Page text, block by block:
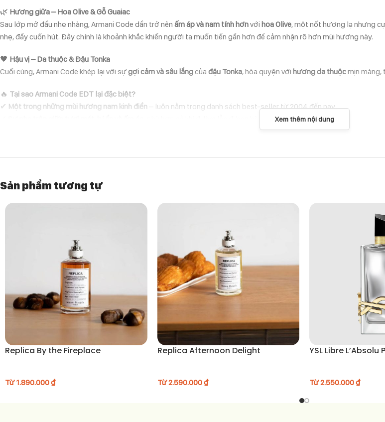
🌿 Hương giữa – Hoa Olive & Gỗ Guaiac
Sau lớp mở đầu nhẹ nhàng, Armani Code dần trở nên ấm áp và nam tính hơnvới hoa Olive, một nốt hương lạ nhưng
nhẹ, đầy cuốn hút. Đây chính là khoảnh khắc khiến người ta muốn tiến gần hơn để cảm nhận rõ hơn mùi hương này.
🖤 Hậu vị – Da thuộc & Đậu Tonka
Cuối cùng, Armani Code khép lại với sựgợi cảm và sâu lắngcủa đậu Tonka, hòa quyện với hương da thuộcmịn màng,
🔥 Tại sao Armani Code EDT lại đặc biệt?
✔ Một trong những mùi hương nam kinh điển – luôn nằm trong danh sách best-seller từ 2004 đến nay.
, lý tưởng cho những ai thích phong cáchtinh tế nhưng đầy sức
vẫn đủ sức khiến người khác nhớ đến.
Xem thêm nội dung
Sản phẩm tương tự
Replica By the Fireplace
Từ1.890.000₫
Replica Afternoon Delight
Từ2.590.000₫
YSL Libre
Từ2.550.000₫